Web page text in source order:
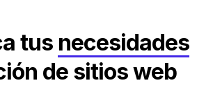
tus necesidades
de sitios web